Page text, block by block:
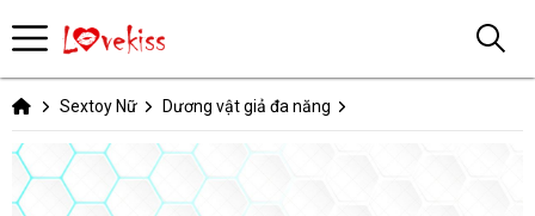
Sextoy Nữ Dương vật giả đa năng